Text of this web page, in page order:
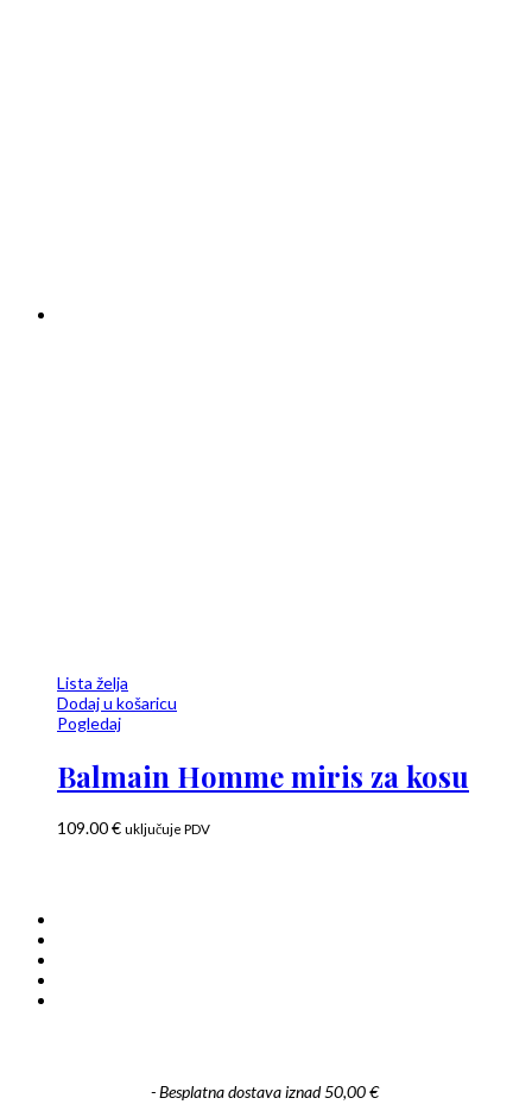
Lista želja
Dodaj u košaricu
Pogledaj
Balmain Homme miris za kosu
109.00€ uključuje PDV
- Besplatna dostava iznad 50,00 €